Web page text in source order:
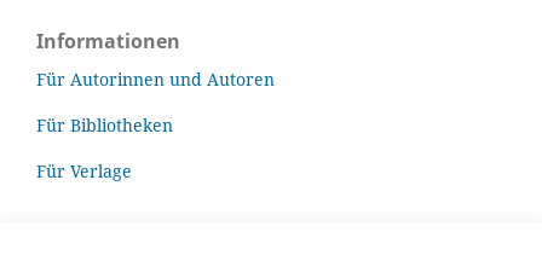
Informationen
Für Autorinnen und Autoren
Für Bibliotheken
Für Verlage